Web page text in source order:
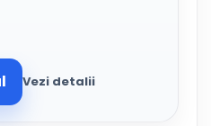
Vezi detalii